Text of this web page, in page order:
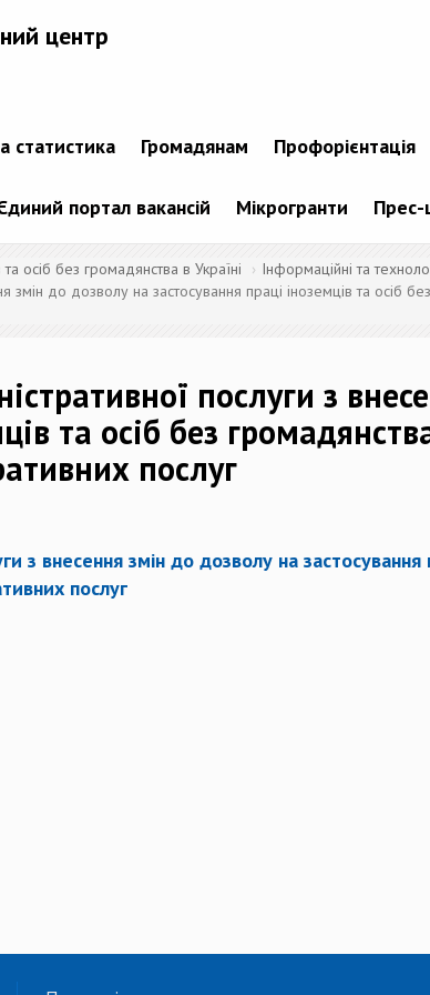
центр
статистика Громадянам Профорієнтація
портал вакансій Мікрогранти Прес-
осіб без громадянства в Україні
Інформаційні та
змін до дозволу на застосування праці іноземців та осіб
послуги з
та осіб без
послуг
з внесення змін до дозволу на
послуг